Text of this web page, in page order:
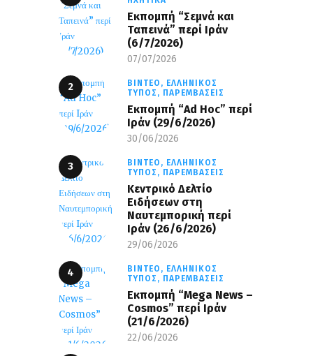
Εκπομπή “Σεμνά και
Ταπεινά” περί Ιράν
(6/7/2026)
07/07/2026
ΒΊΝΤΕΟ, ΕΛΛΗΝΙΚΌΣ
ΤΎΠΟΣ, ΠΑΡΕΜΒΆΣΕΙΣ
Εκπομπή “Ad Hoc” περί
Iράν (29/6/2026)
30/06/2026
ΒΊΝΤΕΟ, ΕΛΛΗΝΙΚΌΣ
ΤΎΠΟΣ, ΠΑΡΕΜΒΆΣΕΙΣ
Κεντρικό Δελτίο
Ειδήσεων στη
Ναυτεμπορική περί
Iράν (26/6/2026)
29/06/2026
ΒΊΝΤΕΟ, ΕΛΛΗΝΙΚΌΣ
ΤΎΠΟΣ, ΠΑΡΕΜΒΆΣΕΙΣ
Eκπομπή “Mega News –
Cosmos” περί Ιράν
(21/6/2026)
22/06/2026